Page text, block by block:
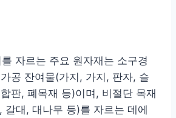
자르는 주요 원자재는 소구경
공 잔여물(가지, 가지, 판자, 슬
판, 폐목재 등)이며, 비절단 목재
갈대, 대나무 등)를 자르는 데에